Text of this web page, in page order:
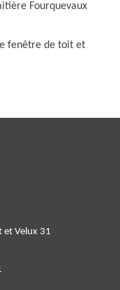
Fourquevaux
fenêtre de toit et
et Velux 31